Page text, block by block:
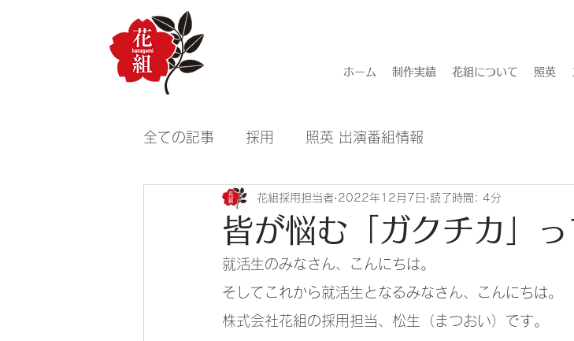
ホーム 制作実績 花組について 照英
全ての記事 採用 照英 出演番組情報
皆が悩む「ガクチカ」っ
花組採用担当者 2022年12月7日 読了時間: 4分
就活生のみなさん、こんにちは。
そしてこれから就活生となるみなさん、こんにちは。
株式会社花組の採用担当、松生（まつおい）です。